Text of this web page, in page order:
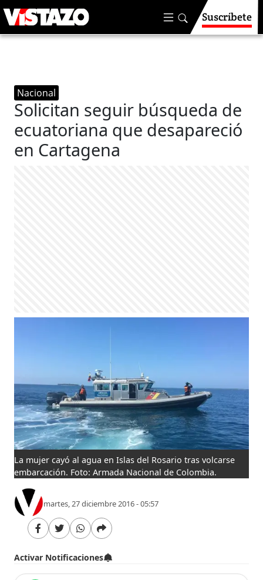
Suscríbete
Nacional
Solicitan seguir búsqueda de
ecuatoriana que desapareció
en Cartagena
La mujer cayó al agua en Islas del Rosario tras volcarse
embarcación. Foto: Armada Nacional de Colombia.
martes, 27 diciembre 2016 - 05:57
Activar Notificaciones